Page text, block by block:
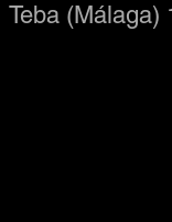
Teba (Málaga)